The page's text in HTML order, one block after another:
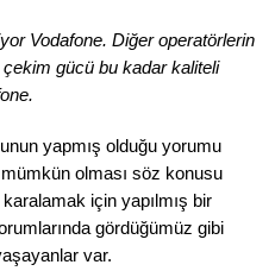
Vodafone. Diğer operatörlerin
gücü bu kadar kaliteli
yapmış olduğu yorumu
olması söz konusu
için yapılmış bir
gördüğümüz gibi
var.